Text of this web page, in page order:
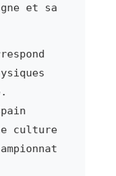
et sa
culture